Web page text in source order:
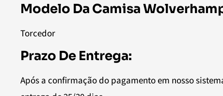
Modelo Da Camisa
Torcedor
Prazo De Entrega:
Após a confirmação do pagamento em nosso